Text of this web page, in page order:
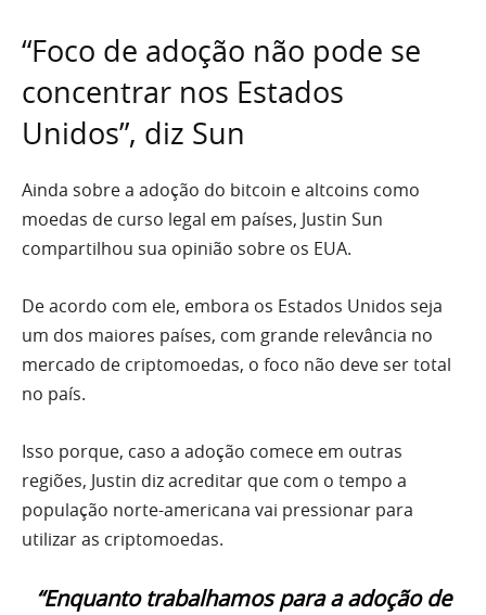
“Foco de adoção não pode se
concentrar nos Estados
Unidos”, diz Sun
Ainda sobre a adoção do bitcoin e altcoins como
moedas de curso legal em países, Justin Sun
compartilhou sua opinião sobre os EUA.
De acordo com ele, embora os Estados Unidos seja
um dos maiores países, com grande relevância no
mercado de criptomoedas, o foco não deve ser total
no país.
Isso porque, caso a adoção comece em outras
regiões, Justin diz acreditar que com o tempo a
população norte-americana vai pressionar para
utilizar as criptomoedas.
“Enquanto trabalhamos para a adoção de